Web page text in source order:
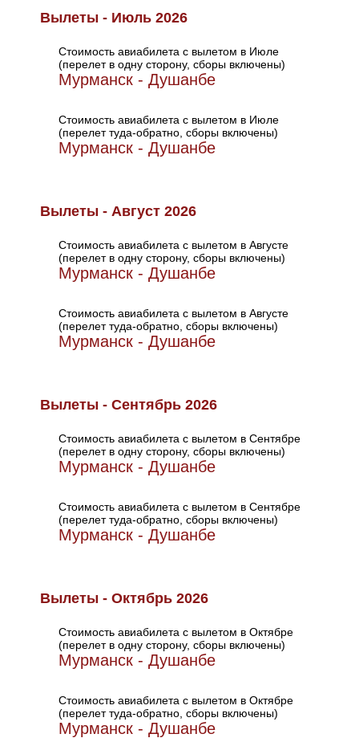
Вылеты - Июль 2026
Стоимость авиабилета с вылетом в Июле
(перелет в одну сторону, сборы включены)
Мурманск - Душанбе
Стоимость авиабилета с вылетом в Июле
(перелет туда-обратно, сборы включены)
Мурманск - Душанбе
Вылеты - Август 2026
Стоимость авиабилета с вылетом в Августе
(перелет в одну сторону, сборы включены)
Мурманск - Душанбе
Стоимость авиабилета с вылетом в Августе
(перелет туда-обратно, сборы включены)
Мурманск - Душанбе
Вылеты - Сентябрь 2026
Стоимость авиабилета с вылетом в Сентябре
(перелет в одну сторону, сборы включены)
Мурманск - Душанбе
Стоимость авиабилета с вылетом в Сентябре
(перелет туда-обратно, сборы включены)
Мурманск - Душанбе
Вылеты - Октябрь 2026
Стоимость авиабилета с вылетом в Октябре
(перелет в одну сторону, сборы включены)
Мурманск - Душанбе
Стоимость авиабилета с вылетом в Октябре
(перелет туда-обратно, сборы включены)
Мурманск - Душанбе